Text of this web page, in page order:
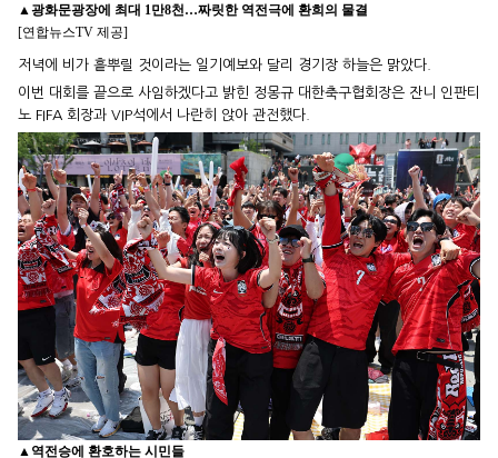
▲ 광화문광장에 최대 1만8천…짜릿한 역전극에 환희의 물결
[연합뉴스TV 제공]
저녁에 비가 흩뿌릴 것이라는 일기예보와 달리 경기장 하늘은 맑았다.
이번 대회를 끝으로 사임하겠다고 밝힌 정몽규 대한축구협회장은 잔니 인판티
노 FIFA 회장과 VIP석에서 나란히 앉아 관전했다.
▲ 역전승에 환호하는 시민들